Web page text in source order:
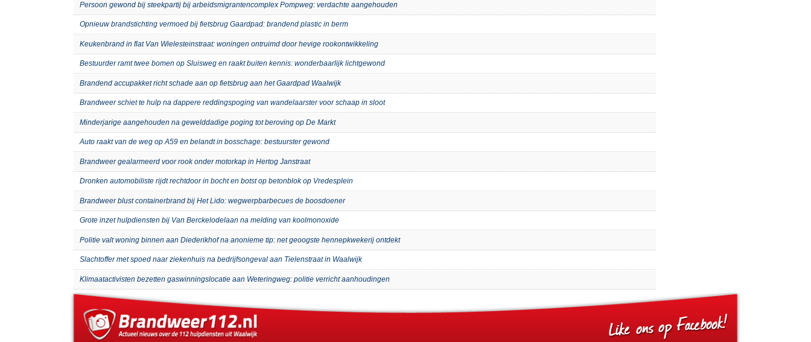
Persoon gewond bij steekpartij bij arbeidsmigrantencomplex Pompweg: verdachte aangehouden
Opnieuw brandstichting vermoed bij fietsbrug Gaardpad: brandend plastic in berm
Keukenbrand in flat Van Wielesteinstraat: woningen ontruimd door hevige rookontwikkeling
Bestuurder ramt twee bomen op Sluisweg en raakt buiten kennis: wonderbaarlijk lichtgewond
Brandend accupakket richt schade aan op fietsbrug aan het Gaardpad Waalwijk
Brandweer schiet te hulp na dappere reddingspoging van wandelaarster voor schaap in sloot
Minderjarige aangehouden na gewelddadige poging tot beroving op De Markt
Auto raakt van de weg op A59 en belandt in bosschage: bestuurster gewond
Brandweer gealarmeerd voor rook onder motorkap in Hertog Janstraat
Dronken automobiliste rijdt rechtdoor in bocht en botst op betonblok op Vredesplein
Brandweer blust containerbrand bij Het Lido: wegwerpbarbecues de boosdoener
Grote inzet hulpdiensten bij Van Berckelodelaan na melding van koolmonoxide
Politie valt woning binnen aan Diederikhof na anonieme tip: net geoogste hennepkwekerij ontdekt
Slachtoffer met spoed naar ziekenhuis na bedrijfsongeval aan Tielenstraat in Waalwijk
Klimaatactivisten bezetten gaswinningslocatie aan Weteringweg: politie verricht aanhoudingen